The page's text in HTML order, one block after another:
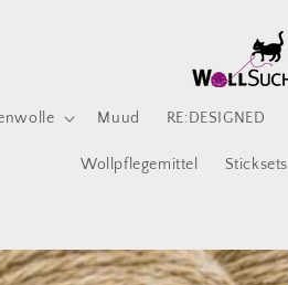
Muud RE:DESIGNED
Wollpflegemittel Sticksets